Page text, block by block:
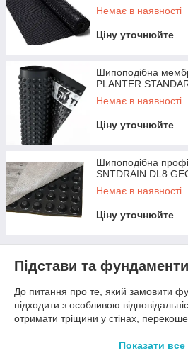
Немає в наявності
Ціну уточнюйте
Шипоподібна
PLANTER
Немає в наявності
Ціну уточнюйте
Шипоподібна
SNTDRAIN DL8
Немає в наявності
Ціну уточнюйте
Підстави та фундаменти
До питання про те, який замовити
підходити з особливою
отримати тріщини у стінах,
конструкції чи технологіяПоказати все